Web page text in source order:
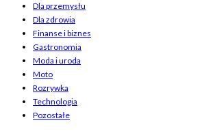
Dla przemysłu
Dla zdrowia
Finanse i biznes
Gastronomia
Moda i uroda
Moto
Rozrywka
Technologia
Pozostałe